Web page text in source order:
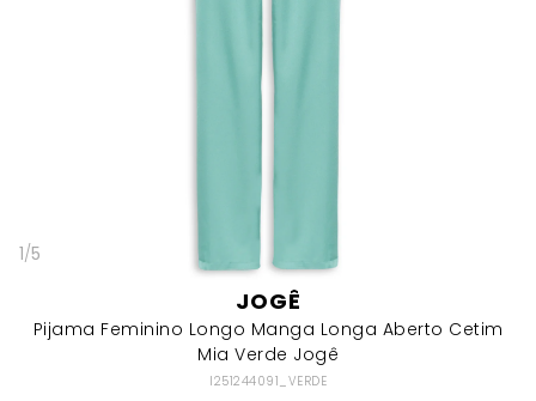
1/5
JOGÊ
Pijama Feminino Longo Manga Longa Aberto Cetim
Mia Verde Jogê
I251244091_VERDE